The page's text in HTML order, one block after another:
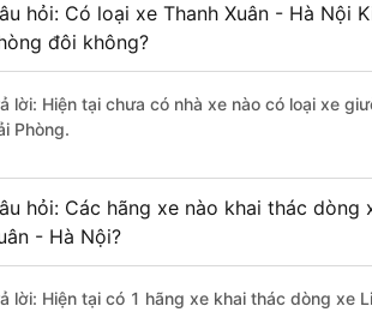
hỏi: Có loại xe Thanh Xuân - Hà Nội
đôi không?
lời: Hiện tại chưa có nhà xe nào có loại xe
Phòng.
hỏi: Các hãng xe nào khai thác
- Hà Nội?
lời: Hiện tại có 1 hãng xe khai thác dòng xe